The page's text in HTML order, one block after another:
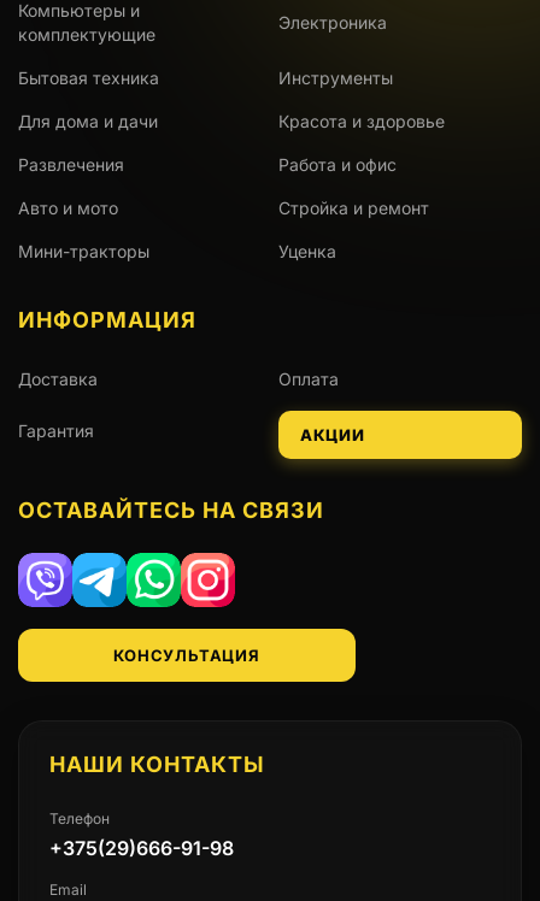
Компьютеры и
комплектующие
Электроника
Бытовая техника Инструменты
Для дома и дачи Красота и здоровье
Развлечения Работа и офис
Авто и мото Стройка и ремонт
Мини-тракторы Уценка
ИНФОРМАЦИЯ
Доставка Оплата
Гарантия АКЦИИ
ОСТАВАЙТЕСЬ НА СВЯЗИ
Viber TelegramWhatsAppInstagram
КОНСУЛЬТАЦИЯ
НАШИ КОНТАКТЫ
Телефон
+375(29)666-91-98
Email